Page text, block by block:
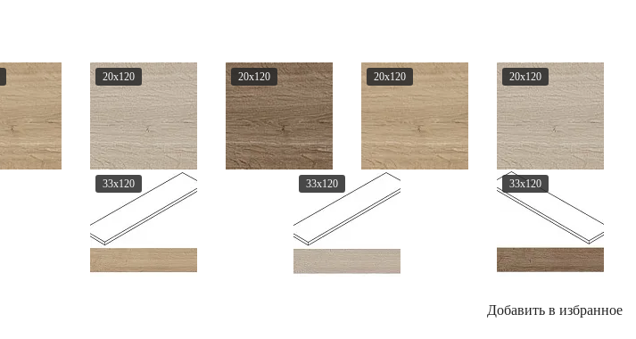
20x120 20x120 20x120 20x120
33x120 33x120 33x120
Добавить в избранное